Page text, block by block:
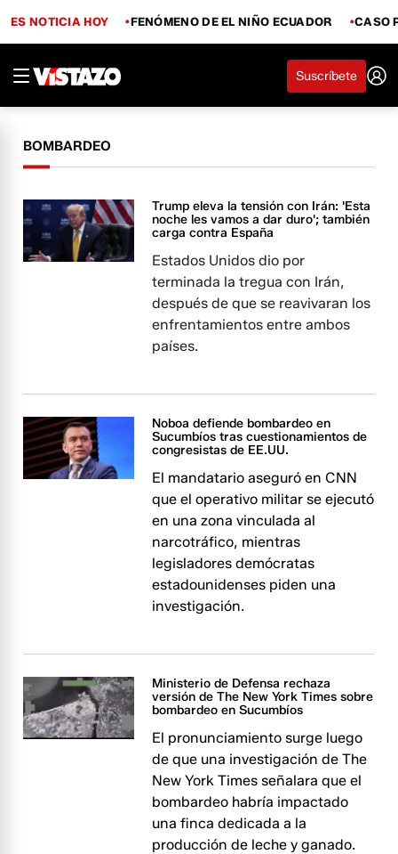
ES NOTICIA HOY FENÓMENO DE EL NIÑO ECUADOR CASO
Suscríbete
BOMBARDEO
Trump eleva la tensión con Irán: 'Esta
noche les vamos a dar duro'; también
carga contra España
Estados Unidos dio por
terminada la tregua con Irán,
después de que se reavivaran los
enfrentamientos entre ambos
países.
Noboa defiende bombardeo en
Sucumbíos tras cuestionamientos de
congresistas de EE.UU.
El mandatario aseguró en CNN
que el operativo militar se ejecutó
en una zona vinculada al
narcotráfico, mientras
legisladores demócratas
estadounidenses piden una
investigación.
Ministerio de Defensa rechaza
versión de The New York Times sobre
bombardeo en Sucumbíos
El pronunciamiento surge luego
de que una investigación de The
New York Times señalara que el
bombardeo habría impactado
una finca dedicada a la
producción de leche y ganado.